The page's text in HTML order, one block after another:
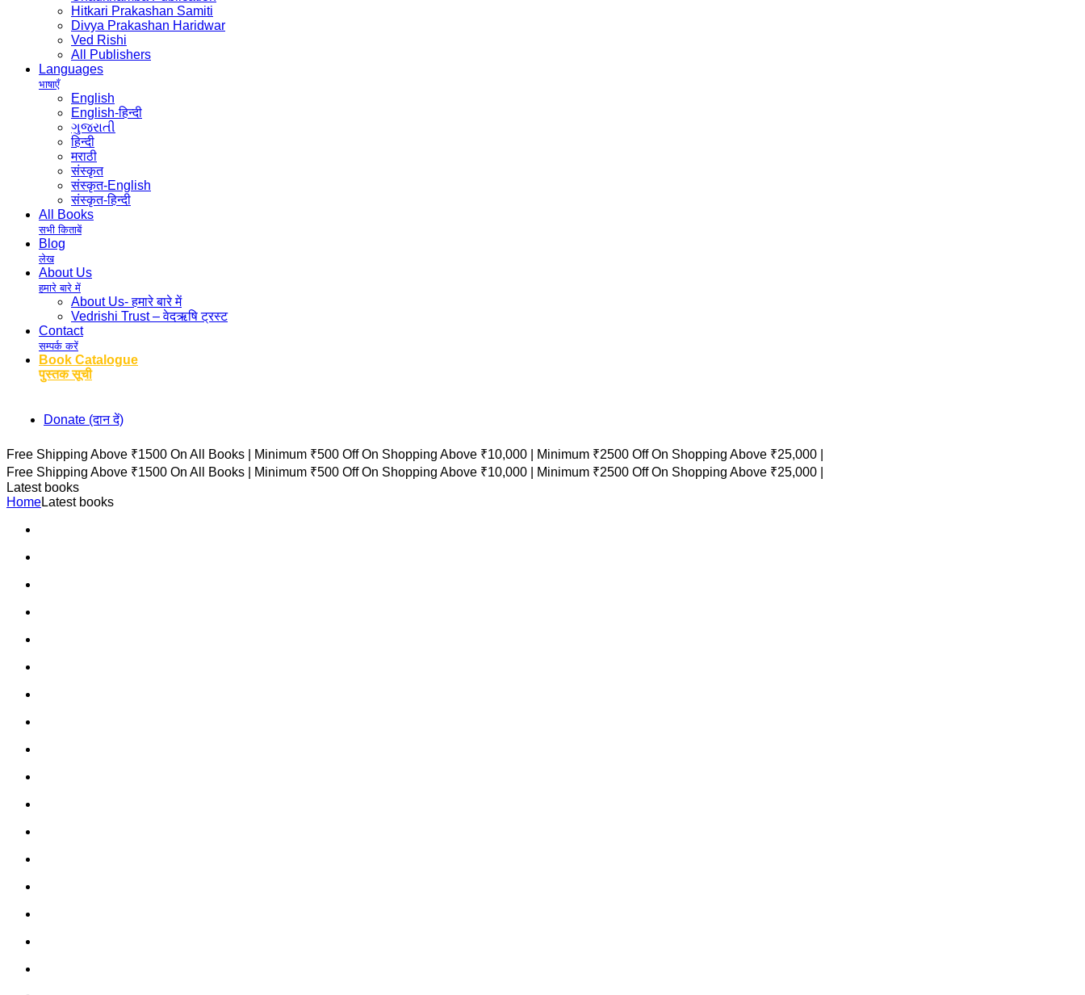
Hitkari Prakashan Samiti
Divya Prakashan Haridwar
Ved Rishi
All Publishers
Languages
भाषाएँ
English
English-हिन्दी
ગુજરાતી
हिन्दी
मराठी
संस्कृत
संस्कृत-English
संस्कृत-हिन्दी
All Books
सभी किताबें
Blog
लेख
About Us
हमारे बारे में
About Us- हमारे बारे में
Vedrishi Trust – वेदऋषि ट्रस्ट
Contact
सम्पर्क करें
Book Catalogue
पुस्तक सूची
Donate (दान दें)
Free Shipping Above ₹1500 On All Books | Minimum ₹500 Off On Shopping Above ₹10,000 |
Minimum ₹2500 Off On Shopping Above ₹25,000 |
Free Shipping Above ₹1500 On All Books |
Minimum ₹500 Off On Shopping Above ₹10,000 |
Minimum ₹2500 Off On Shopping Above ₹25,000 |
Latest books
HomeLatest books